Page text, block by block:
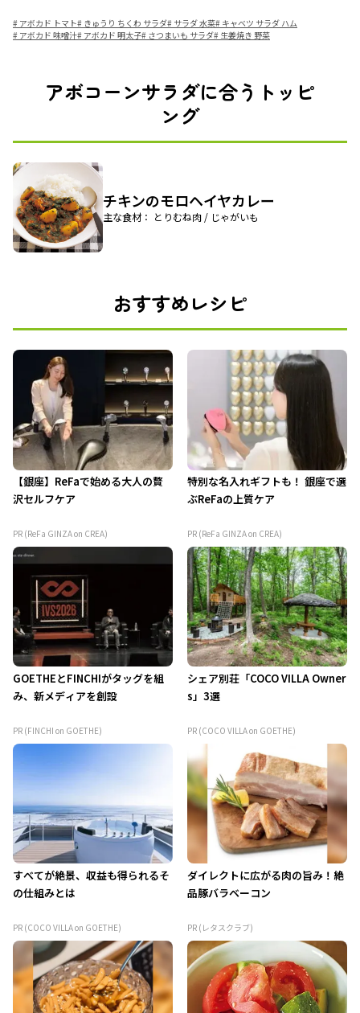
# アボカド トマト# きゅうり ちくわ サラダ# サラダ 水菜# キャベツ サラダ ハム
# アボカド 味噌汁# アボカド 明太子# さつまいも サラダ# 生姜焼き 野菜
アボコーンサラダに合うトッピ
ング
チキンのモロヘイヤカレー
主な食材： とりむね肉 / じゃがいも
おすすめレシピ
【銀座】ReFaで始める大人の贅
沢セルフケア
PR (ReFa GINZA on CREA)
特別な名入れギフトも！ 銀座で選
ぶReFaの上質ケア
PR (ReFa GINZA on CREA)
GOETHEとFINCHIがタッグを組
み、新メディアを創設
PR (FINCHI on GOETHE)
シェア別荘「COCO VILLA Owner
s」3選
PR (COCO VILLA on GOETHE)
すべてが絶景、収益も得られるそ
の仕組みとは
PR (COCO VILLA on GOETHE)
ダイレクトに広がる肉の旨み！絶
品豚バラベーコン
PR (レタスクラブ)